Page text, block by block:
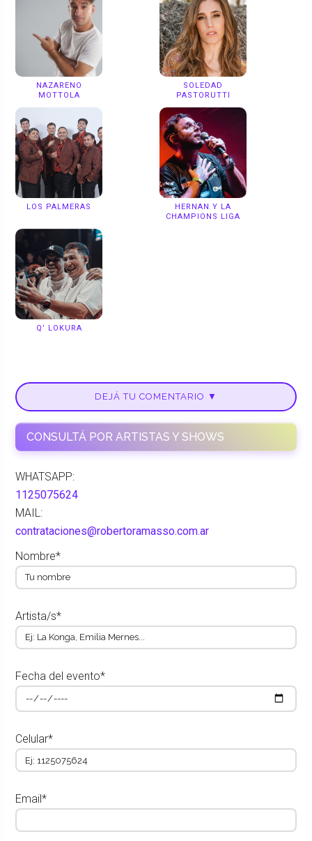
NAZARENO
MOTTOLA
SOLEDAD
PASTORUTTI
LOS PALMERAS
HERNAN Y LA
CHAMPIONS LIGA
Q’ LOKURA
DEJÁ TU COMENTARIO ▼
CONSULTÁ POR ARTISTAS Y SHOWS
WHATSAPP:
1125075624
MAIL:
contrataciones@robertoramasso.com.ar
Nombre*
Artista/s*
Fecha del evento*
Celular*
Email*